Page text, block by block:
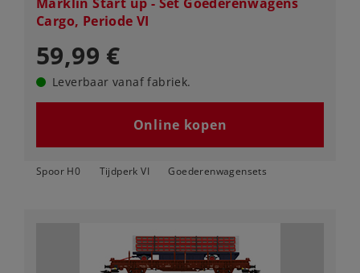
Cargo, Periode VI
59,99 €
Leverbaar vanaf fabriek.
Online kopen
Spoor H0 Tijdperk VI Goederenwagensets